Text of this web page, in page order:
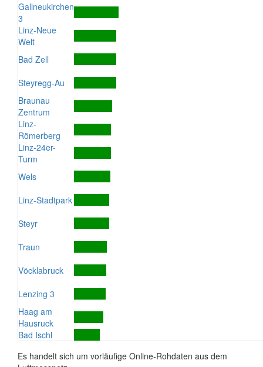
Gallneukirchen
3
Linz-Neue
Welt
Bad Zell
Steyregg-Au
Braunau
Zentrum
Linz-
Römerberg
Linz-24er-
Turm
Wels
Linz-Stadtpark
Steyr
Traun
Vöcklabruck
Lenzing 3
Haag am
Hausruck
Bad Ischl
Es handelt sich um vorläufige Online-Rohdaten aus dem